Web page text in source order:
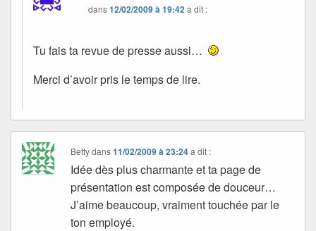
dans12/02/2009 à 19:42a dit :
Tu fais ta revue de presse aussi…
Merci d’avoir pris le temps de lire.
Bettydans11/02/2009 à 23:24 a dit :
Idée dès plus charmante et ta page de
présentation est composée de douceur…
J’aime beaucoup, vraiment touchée par le
ton employé.